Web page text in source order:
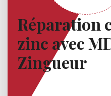
Réparation
zinc avec
Zingueur